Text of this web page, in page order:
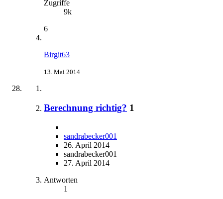
Zugriffe
9k
6
Birgit63
13. Mai 2014
Berechnung richtig? 1
sandrabecker001
26. April 2014
sandrabecker001
27. April 2014
Antworten
1